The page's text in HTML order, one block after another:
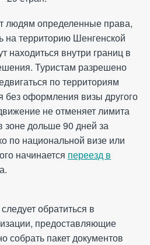
людям определенные права,
на территорию Шенгенской
находиться внутри границ в
Туристам разрешено
по территориям
без оформления визы другого
не отменяет лимита
дольше 90 дней за
по национальной визе или
начинается переезд в
обратиться в
предоставляющие
собрать пакет документов